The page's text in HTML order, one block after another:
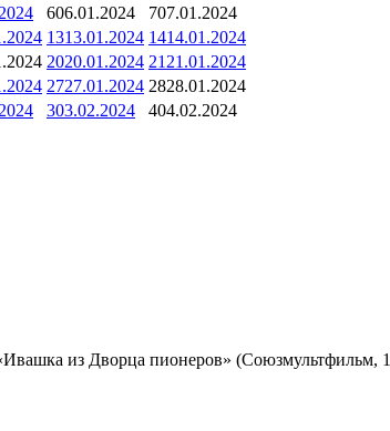
606.01.2024 707.01.2024
1313.01.2024 1414.01.2024
2020.01.2024 2121.01.2024
2727.01.2024 2828.01.2024
303.02.2024 404.02.2024
из Дворца пионеров» (Союзмультфильм,